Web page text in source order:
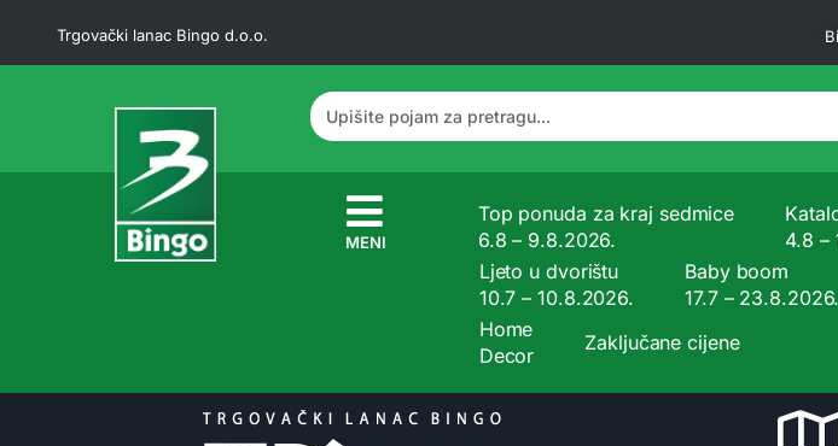
Trgovački lanac Bingo d.o.o.
MENI
Top ponuda za kraj sedmice
6.8 – 9.8.2026.
4.8 –
Ljeto u dvorištu
10.7 – 10.8.2026.
Baby boom
17.7 – 23.8.2026.
Home
Decor
Zaključane cijene